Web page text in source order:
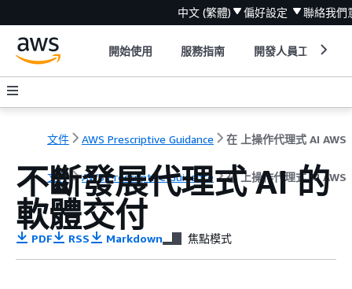
中文 (繁體) 偏好設定 聯絡我們
開始使用 服務指南 開發人員工具
文件 AWS Prescriptive Guidance 在 上操作代理式 AI AWS
文件 AWS Prescriptive Guidance 在 上操作代理式 AI AWS
不斷發展代理式 AI 的
軟體交付
PDF RSS Markdown 焦點模式